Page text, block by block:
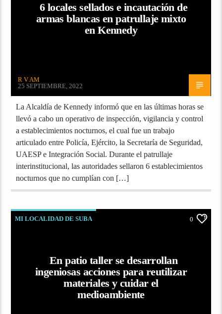
6 locales sellados e incautación de
armas blancas en patrullaje mixto
en Kennedy
R V AM
25 SEPTIEMBRE, 2022
La Alcaldía de Kennedy informó que en las últimas horas se
llevó a cabo un operativo de inspección, vigilancia y control
a establecimientos nocturnos, el cual fue un trabajo
articulado entre Policía, Ejército, la Secretaría de Seguridad,
UAESP e Integración Social. Durante el patrullaje
interinstitucional, las autoridades sellaron 6 establecimientos
nocturnos que no cumplían con […]
MI LOCALIDAD DE SUBA 0
En patio taller se desarrollan
ingeniosas acciones para reutilizar
materiales y cuidar el
medioambiente